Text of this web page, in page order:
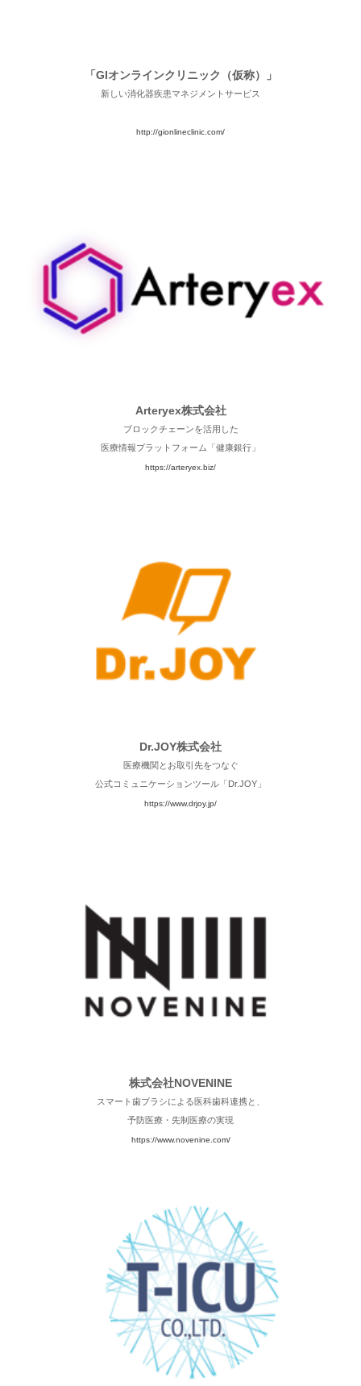
「GIオンラインクリニック（仮称）」
新しい消化器疾患マネジメントサービス
http://gionlineclinic.com/
Arteryex株式会社
ブロックチェーンを活用した
医療情報プラットフォーム「健康銀行」
https://arteryex.biz/
Dr.JOY株式会社
医療機関とお取引先をつなぐ
公式コミュニケーションツール「Dr.JOY」
https://www.drjoy.jp/
株式会社NOVENINE
スマート歯ブラシによる医科歯科連携と、
予防医療・先制医療の実現
https://www.novenine.com/